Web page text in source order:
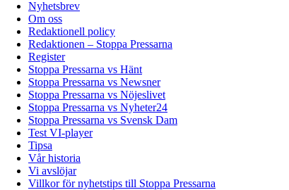
Nyhetsbrev
Om oss
Redaktionell policy
Redaktionen – Stoppa Pressarna
Register
Stoppa Pressarna vs Hänt
Stoppa Pressarna vs Newsner
Stoppa Pressarna vs Nöjeslivet
Stoppa Pressarna vs Nyheter24
Stoppa Pressarna vs Svensk Dam
Test VI-player
Tipsa
Vår historia
Vi avslöjar
Villkor för nyhetstips till Stoppa Pressarna